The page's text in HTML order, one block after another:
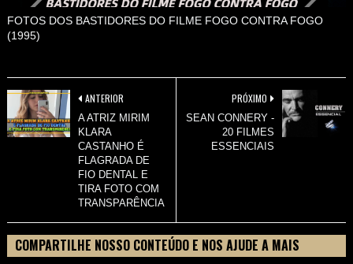
FOTOS DOS BASTIDORES DO FILME FOGO CONTRA FOGO
(1995)
PRÓXIMO
SEAN CONNERY -
20 FILMES
ESSENCIAIS
ANTERIOR
A ATRIZ MIRIM
KLARA
CASTANHO É
FLAGRADA DE
FIO DENTAL E
TIRA FOTO COM
TRANSPARÊNCIA
COMPARTILHE NOSSO CONTEÚDO E NOS AJUDE A MAIS